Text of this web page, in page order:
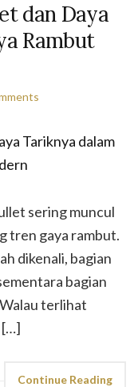
dan Daya
Rambut
sering muncul
tren gaya rambut.
dikenali, bagian
bagian
terlihat
[…]
Continue Reading